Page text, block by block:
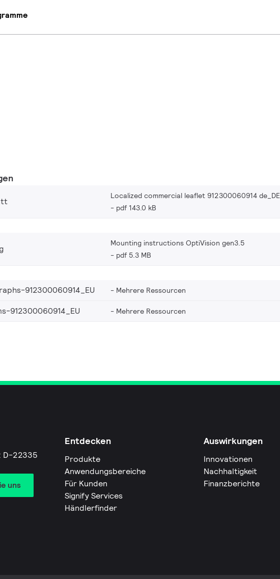
Localized commercial leaflet 912300060914 de_DE
pdf 143.0 kB
Mounting instructions OptiVision gen3.5
pdf 5.3 MB
912300060914_EU Mehrere Ressourcen
912300060914_EU
Mehrere Ressourcen
D-22335
uns
Entdecken
Produkte
Anwendungsbereiche
Für Kunden
Signify Services
Händlerfinder
Auswirkungen
Innovationen
Nachhaltigkeit
Finanzberichte